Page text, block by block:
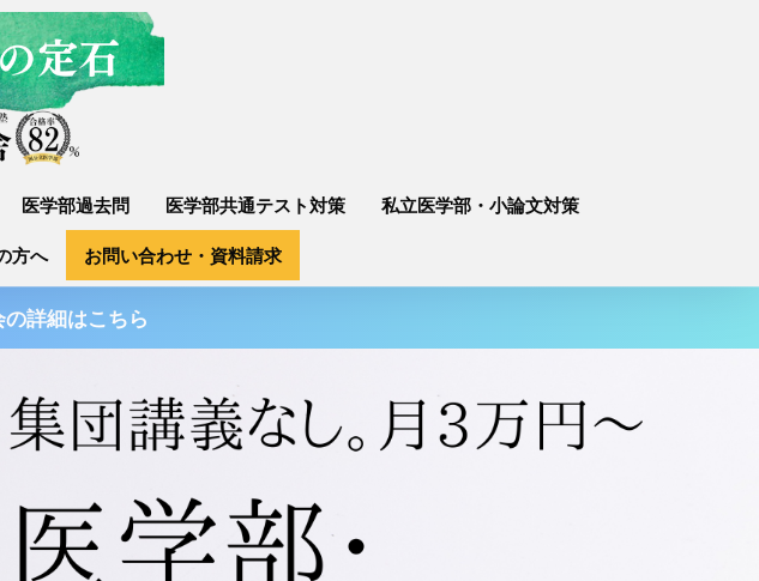
医学部過去問 医学部共通テスト対策
私立医学部・小論文対策
方へ お問い合わせ・資料請求
詳細はこちら